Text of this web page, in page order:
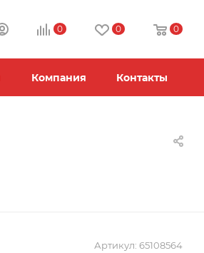
0 0 0
Компания Контакты
Артикул: 65108564